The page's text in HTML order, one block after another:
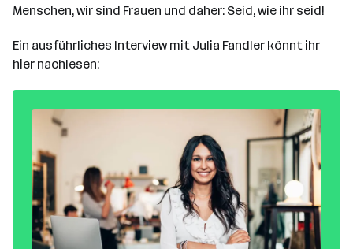
Menschen, wir sind Frauen und daher: Seid, wie ihr seid!
Ein ausführliches Interview mit Julia Fandler könnt ihr
hier nachlesen: